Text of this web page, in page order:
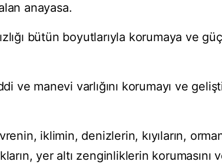
anayasa.
bütün boyutlarıyla korumaya ve
ve manevi varlığını korumayı ve
iklimin, denizlerin, kıyıların,
yer altı zenginliklerin korumasını